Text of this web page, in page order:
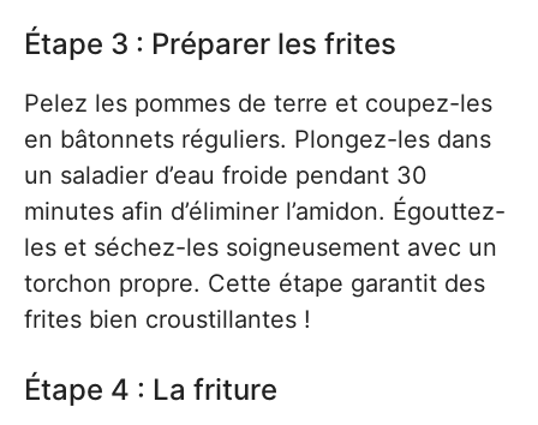
Étape 3 : Préparer les frites
Pelez les pommes de terre et coupez-les
en bâtonnets réguliers. Plongez-les dans
un saladier d’eau froide pendant 30
minutes afin d’éliminer l’amidon. Égouttez-
les et séchez-les soigneusement avec un
torchon propre. Cette étape garantit des
frites bien croustillantes !
Étape 4 : La friture